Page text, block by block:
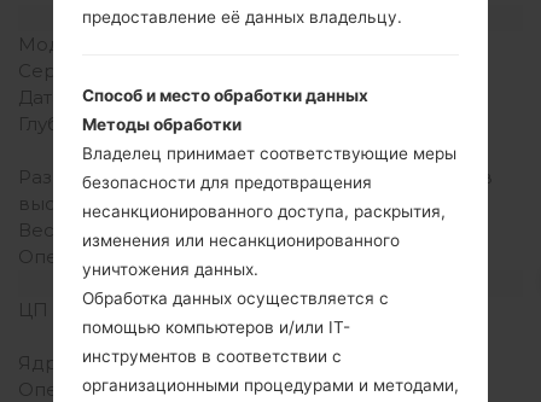
Модель и ее характеристики
Модель
Серия
Дата выпуска
Июнь, 2019
Глубина
дюйма)
Размеры (ширина /
высота)
160 x 77.7 миллиметров
(6.30 x 3.06 дюйма)
Вес
Операционная система
Android 9 Pie
Аппаратное обеспечение
ЦП (процессор)
1.4Ghz Cortex-A53
Qualcomm Adreno 506
Ядра процессора
Восьмиядерный
Оперативная память
3GB
предоставление её данных владельцу.
Способ и место обработки данных
Методы обработки
Владелец принимает соответствующие меры
безопасности для предотвращения
несанкционированного доступа, раскрытия,
изменения или несанкционированного
уничтожения данных.
Обработка данных осуществляется с
помощью компьютеров и/или IT-
инструментов в соответствии с
организационными процедурами и методами,